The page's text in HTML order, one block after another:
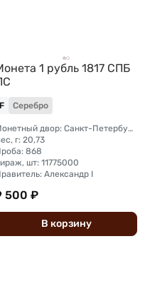
1 рубль 1817 СПБ
F Серебро
Монетный двор: Санкт-Петербургский монетный двор
г: 20,73
868
шт: 11775000
Александр I
500 ₽
В корзину